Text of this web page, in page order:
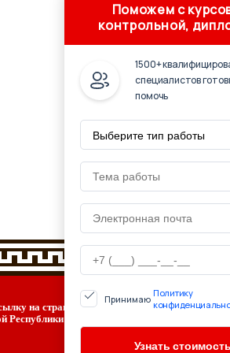
на страницу источник:
Египет"
Поможем с
контрольной,
1500+
специалистов
помочь
Принимаю Политику